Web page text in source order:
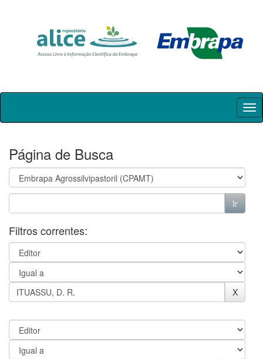
Skip
Página de Busca
Filtros correntes: